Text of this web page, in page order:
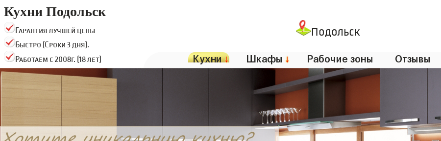
Кухни Подольск
Гарантия лучшей цены
Быстро (Сроки 3 дня).
Работаем с 2008г. (18 лет)
Подольск
Кухни↓ Шкафы ↓ Рабочие зоны Отзывы